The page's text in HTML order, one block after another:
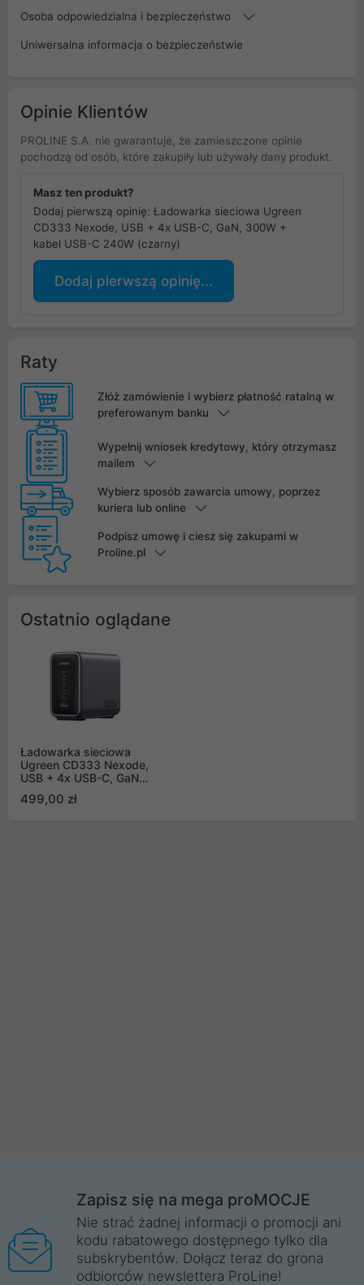
Osoba odpowiedzialna i bezpieczeństwo
Uniwersalna informacja o bezpieczeństwie
Opinie Klientów
PROLINE S.A. nie gwarantuje, że zamieszczone opinie
pochodzą od osób, które zakupiły lub używały dany produkt.
Masz ten produkt?
Dodaj pierwszą opinię: Ładowarka sieciowa Ugreen
CD333 Nexode, USB + 4x USB-C, GaN, 300W +
kabel USB-C 240W (czarny)
Dodaj pierwszą opinię...
Raty
Złóż zamówienie i wybierz płatność ratalną w
preferowanym banku
Wypełnij wniosek kredytowy, który otrzymasz
mailem
Wybierz sposób zawarcia umowy, poprzez
kuriera lub online
Podpisz umowę i ciesz się zakupami w
Proline.pl
Ostatnio oglądane
Ładowarka sieciowa
Ugreen CD333 Nexode,
USB + 4x USB-C, GaN,
240W (czarny)
499,00 zł
Zapisz się na mega proMOCJE
Nie strać żadnej informacji o promocji ani
kodu rabatowego dostępnego tylko dla
subskrybentów. Dołącz teraz do grona
odbiorców newslettera ProLine!